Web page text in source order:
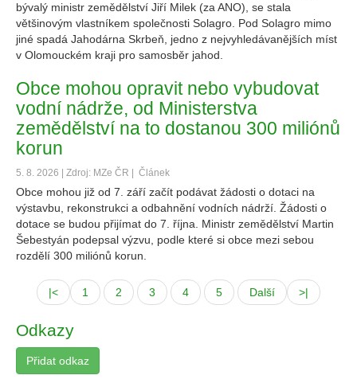
bývalý ministr zemědělství Jiří Milek (za ANO), se stala
většinovým vlastníkem společnosti Solagro. Pod Solagro mimo
jiné spadá Jahodárna Skrbeň, jedno z nejvyhledávanějších míst
v Olomouckém kraji pro samosběr jahod.
Obce mohou opravit nebo vybudovat
vodní nádrže, od Ministerstva
zemědělství na to dostanou 300 miliónů
korun
5. 8. 2026 | Zdroj: MZe ČR | Článek
Obce mohou již od 7. září začít podávat žádosti o dotaci na
výstavbu, rekonstrukci a odbahnění vodních nádrží. Žádosti o
dotace se budou přijímat do 7. října. Ministr zemědělství Martin
Šebestyán podepsal výzvu, podle které si obce mezi sebou
rozdělí 300 miliónů korun.
|< 1 2 3 4 5 Další >|
Odkazy
Přidat odkaz